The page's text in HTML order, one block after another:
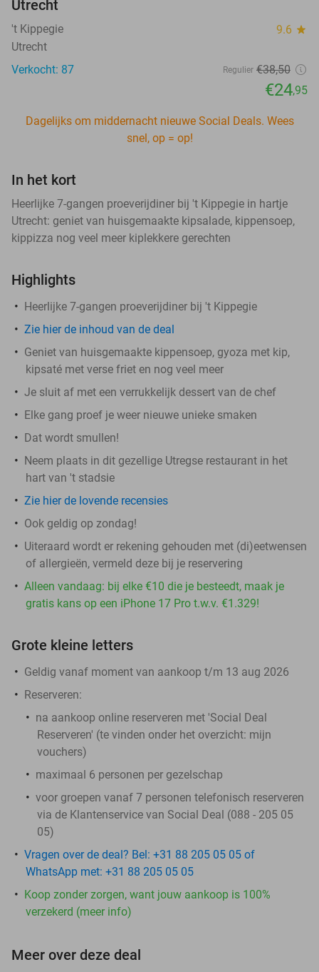
Utrecht
't Kippegie 9.6 star
Utrecht
Verkocht: 87
Regulier €38,50
€24,95
Dagelijks om middernacht nieuwe Social Deals. Wees
snel, op = op!
In het kort
Heerlijke 7-gangen proeverijdiner bij 't Kippegie in hartje
Utrecht: geniet van huisgemaakte kipsalade, kippensoep,
kippizza nog veel meer kiplekkere gerechten
Highlights
Heerlijke 7-gangen proeverijdiner bij 't Kippegie
Zie hier de inhoud van de deal
Geniet van huisgemaakte kippensoep, gyoza met kip,
kipsaté met verse friet en nog veel meer
Je sluit af met een verrukkelijk dessert van de chef
Elke gang proef je weer nieuwe unieke smaken
Dat wordt smullen!
Neem plaats in dit gezellige Utregse restaurant in het
hart van 't stadsie
Zie hier de lovende recensies
Ook geldig op zondag!
Uiteraard wordt er rekening gehouden met (di)eetwensen
of allergieën, vermeld deze bij je reservering
Alleen vandaag: bij elke €10 die je besteedt, maak je
gratis kans op een iPhone 17 Pro t.w.v. €1.329!
Grote kleine letters
Geldig vanaf moment van aankoop t/m 13 aug 2026
Reserveren:
na aankoop online reserveren met 'Social Deal
Reserveren' (te vinden onder het overzicht: mijn
vouchers)
maximaal 6 personen per gezelschap
voor groepen vanaf 7 personen telefonisch reserveren
via de Klantenservice van Social Deal (088 - 205 05
05)
Vragen over de deal? Bel: +31 88 205 05 05 of
WhatsApp met: +31 88 205 05 05
Koop zonder zorgen, want jouw aankoop is 100%
verzekerd (meer info)
Meer over deze deal